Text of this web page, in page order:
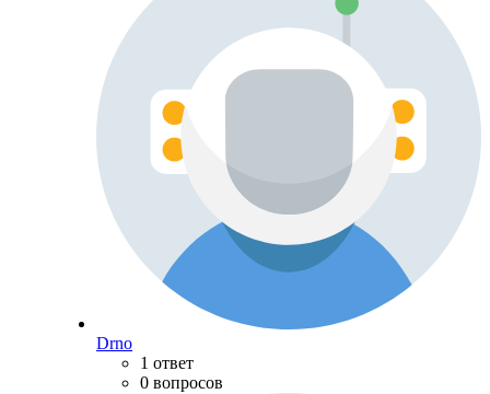
Drno
1 ответ
0 вопросов